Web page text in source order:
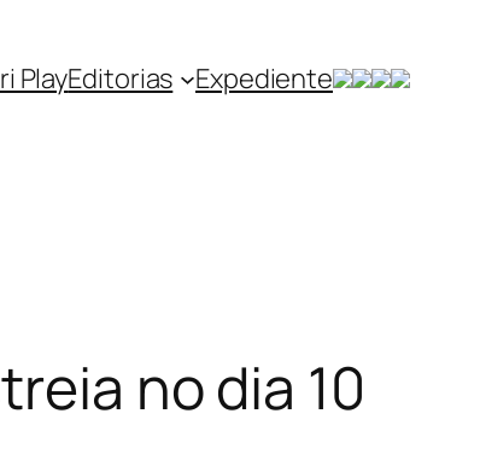
PlayEditorias Expediente
no dia 10